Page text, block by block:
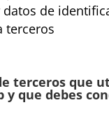
de
terceros
terceros que
y que debes